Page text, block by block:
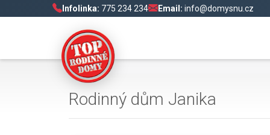
Infolinka: 775 234 234 Email: info@domysnu.cz
Rodinný dům Janika